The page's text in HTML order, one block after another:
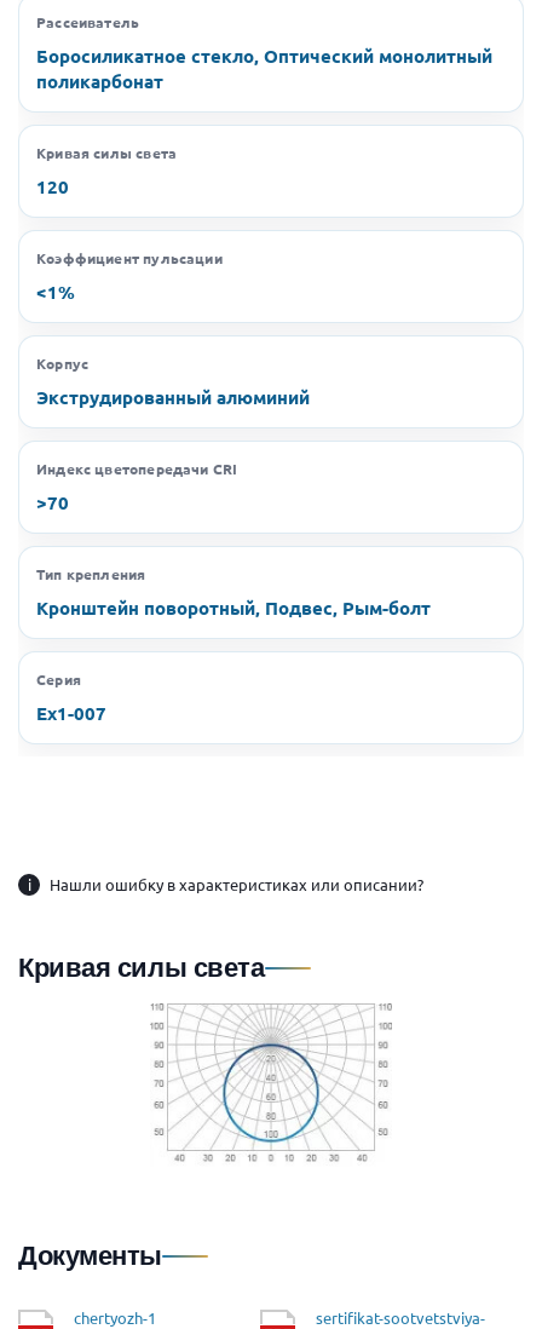
Рассеиватель
Боросиликатное стекло, Оптический монолитный
поликарбонат
Кривая силы света
120
Коэффициент пульсации
<1%
Корпус
Экструдированный алюминий
Индекс цветопередачи CRI
>70
Тип крепления
Кронштейн поворотный, Подвес, Рым-болт
Серия
Ex1-007
i Нашли ошибку в характеристиках или описании?
Кривая силы света
Документы
chertyozh-1
sertifikat-sootvetstviya-